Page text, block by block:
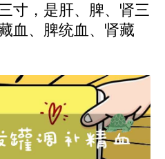
寸，是肝、脾、肾三
血、脾统血、肾藏